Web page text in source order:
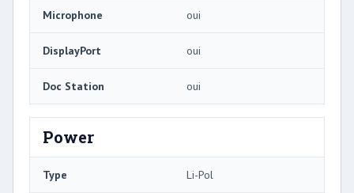
Microphone oui
DisplayPort oui
Doc Station oui
Power
Type Li-Pol